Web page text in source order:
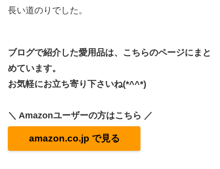
長い道のりでした。
ブログで紹介した愛用品は、こちらのページにまと
めています。
お気軽にお立ち寄り下さいね(*^^*)
＼ Amazonユーザーの方はこちら ／
amazon.co.jp で見る